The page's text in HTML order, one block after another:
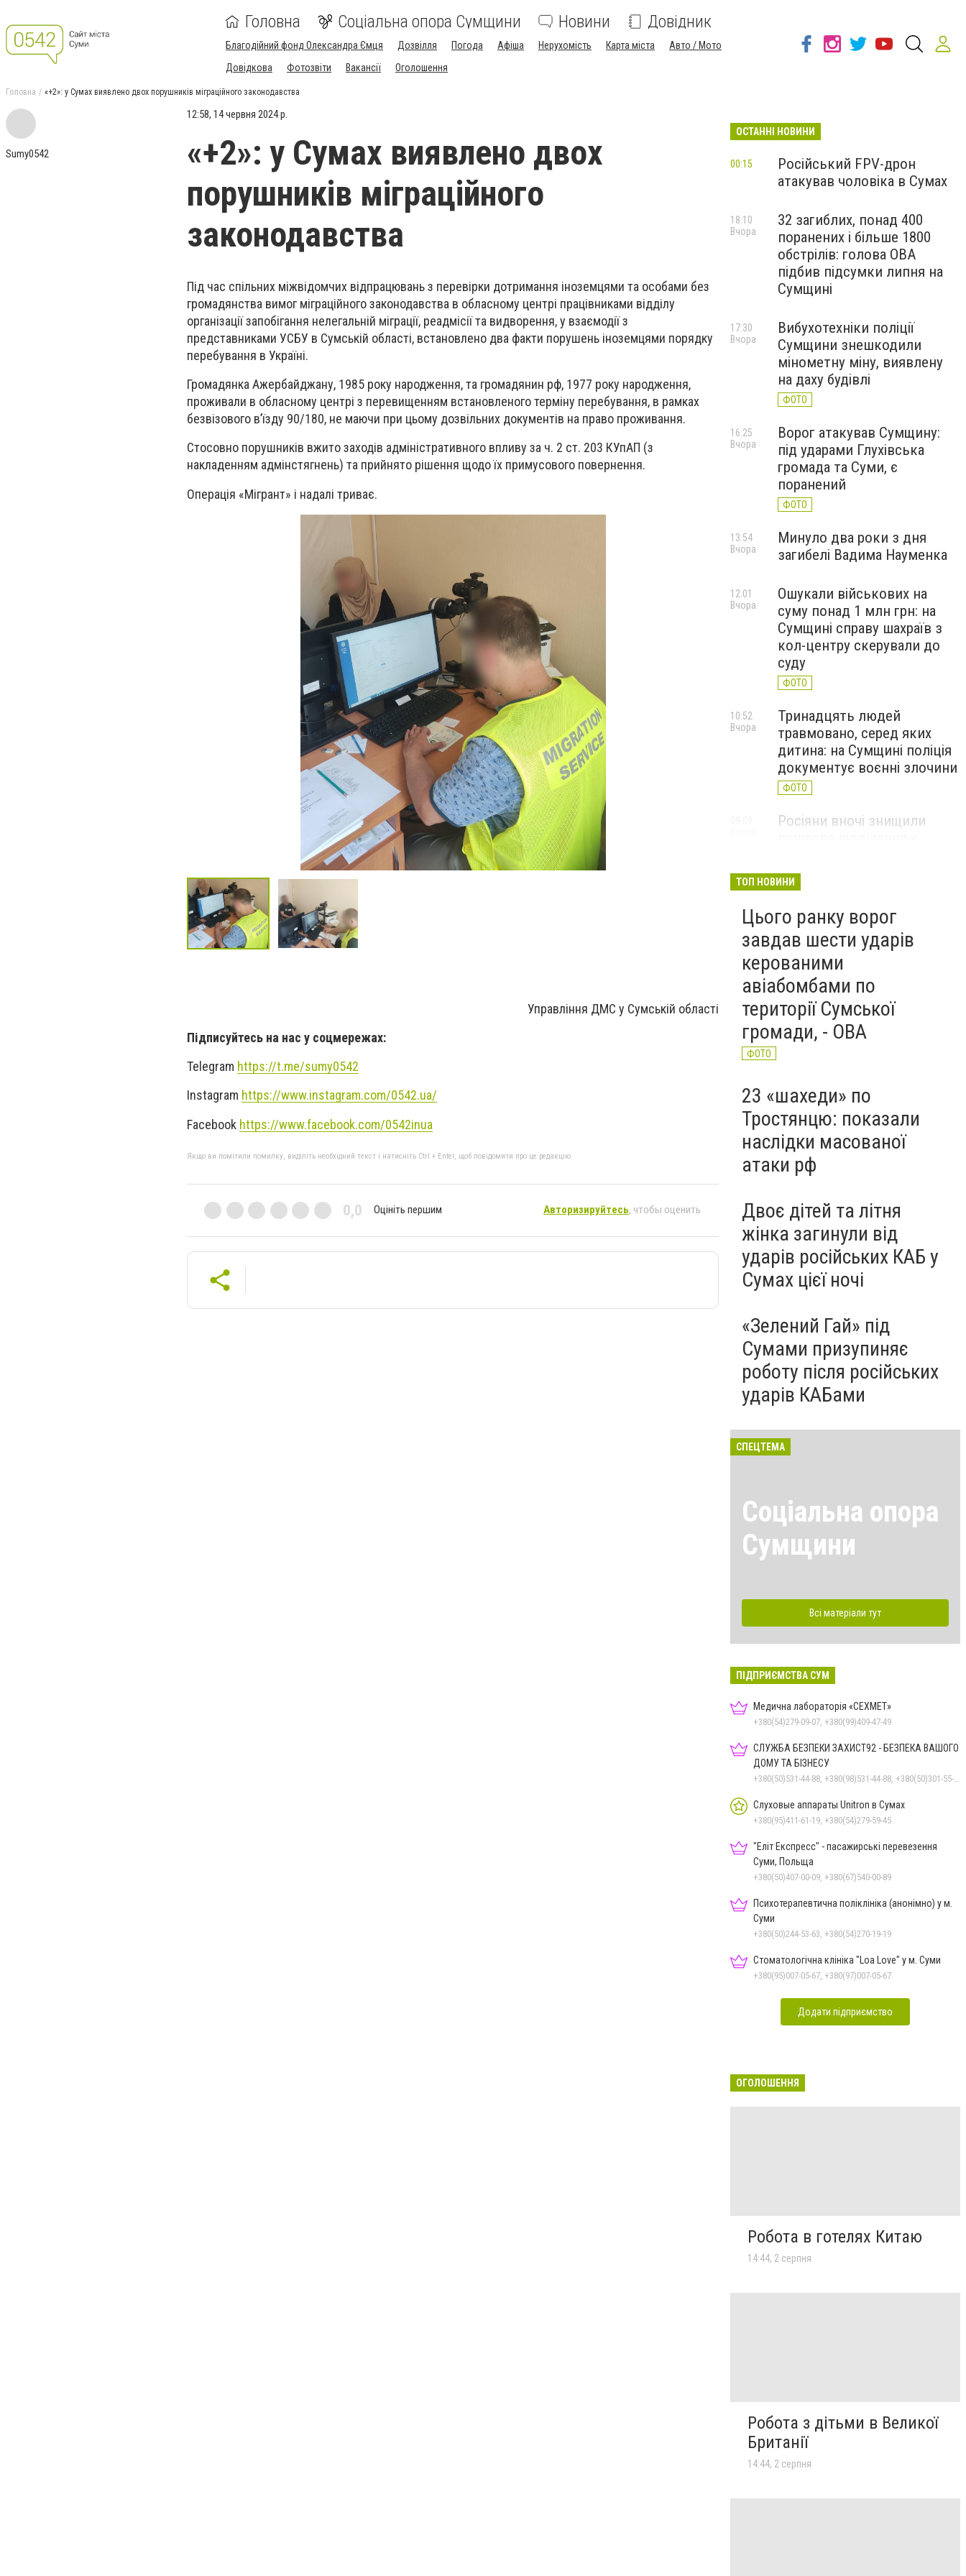
Головна Соціальна опора Сумщини Новини Довідник
Благодійний фонд Олександра Ємця Дозвілля Погода Афіша Нерухомість Карта міста
Авто / Мото
Довідкова
Фотозвіти Вакансії Оголошення
Головна «+2»: у Сумах виявлено двох порушників міграційного законодавства
Sumy0542
12:58, 14 червня 2024 р.
«+2»: у Сумах виявлено двох
порушників міграційного
законодавства
Під час спільних міжвідомчих відпрацювань з перевірки дотримання іноземцями та особами без
громадянства вимог міграційного законодавства в обласному центрі працівниками відділу
організації запобігання нелегальній міграції, реадмісії та видворення, у взаємодії з
представниками УСБУ в Сумській області, встановлено два факти порушень іноземцями порядку
перебування в Україні.
Громадянка Ажербайджану, 1985 року народження, та громадянин рф, 1977 року народження,
проживали в обласному центрі з перевищенням встановленого терміну перебування, в рамках
безвізового вʼїзду 90/180, не маючи при цьому дозвільних документів на право проживання.
Стосовно порушників вжито заходів адміністративного впливу за ч. 2 ст. 203 КУпАП (з
накладенням адмінстягнень) та прийнято рішення щодо їх примусового повернення.
Операція «Мігрант» і надалі триває.
Управління ДМС у Сумській області
Підписуйтесь на нас у соцмережах:
Telegram https://t.me/sumy0542
Instagram https://www.instagram.com/0542.ua/
Facebook https://www.facebook.com/0542inua
Якщо ви помітили помилку, виділіть необхідний текст і натисніть Ctrl + Enter, щоб повідомити про це редакцію
0,0 Оцініть першим Авторизируйтесь, чтобы оценить
ОСТАННІ НОВИНИ
Російський FPV-дрон
атакував чоловіка в Сумах
00:15
32 загиблих, понад 400
поранених і більше 1800
обстрілів: голова ОВА
підбив підсумки липня на
Сумщині
18:10
Вчора
Вибухотехніки поліції
Сумщини знешкодили
мінометну міну, виявлену
на даху будівлі
ФОТО
17:30
Вчора
Ворог атакував Сумщину:
під ударами Глухівська
громада та Суми, є
поранений
ФОТО
16:25
Вчора
Минуло два роки з дня
загибелі Вадима Науменка
13:54
Вчора
Ошукали військових на
суму понад 1 млн грн: на
Сумщині справу шахраїв з
кол-центру скерували до
суду
ФОТО
12:01
Вчора
Тринадцять людей
травмовано, серед яких
дитина: на Сумщині поліція
документує воєнні злочини
ФОТО
10:52
Вчора
Росіяни вночі знищили
ФОТО
ТОП НОВИНИ
Цього ранку ворог
завдав шести ударів
керованими
авіабомбами по
території Сумської
громади, - ОВА
ФОТО
23 «шахеди» по
Тростянцю: показали
наслідки масованої
атаки рф
Двоє дітей та літня
жінка загинули від
ударів російських КАБ у
Сумах цієї ночі
«Зелений Гай» під
Сумами призупиняє
роботу після російських
ударів КАБами
СПЕЦТЕМА
Соціальна опора
Сумщини
Всі матеріали тут
ПІДПРИЄМСТВА СУМ
Медична лабораторія «СЕХМЕТ»
+380(54)279-09-07, +380(99)409-47-49
СЛУЖБА БЕЗПЕКИ ЗАХИСТ92 - БЕЗПЕКА ВАШОГО
ДОМУ ТА БІЗНЕСУ
Слуховые аппараты Unitron в Сумах
+380(95)411-61-19, +380(54)279-59-45
"Еліт Експресс" - пасажирські перевезення
Суми, Польща
+380(50)407-00-09, +380(67)540-00-89
Психотерапевтична поліклініка (анонімно) у м.
Суми
+380(50)244-53-63, +380(54)270-19-19
Стоматологічна клініка "Loa Love" у м. Суми
+380(95)007-05-67, +380(97)007-05-67
Додати підприємство
ОГОЛОШЕННЯ
Робота в готелях Китаю
14:44, 2 серпня
Робота з дітьми в Великої
Британії
14:44, 2 серпня